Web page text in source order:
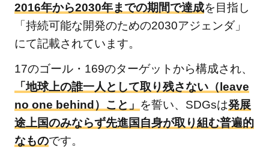
み
1.3
SDGs
近な
例
1.4
SDGs
達成
2016年から2030年までの期間で達成を目指し
「持続可能な開発のための2030アジェンダ」
にて記載されています。
17のゴール・169のターゲットから構成され、
「地球上の誰一人として取り残さない（leave
no one behind）こと」 を誓い、SDGsは発展
途上国のみならず先進国自身が取り組む普遍的
なものです。